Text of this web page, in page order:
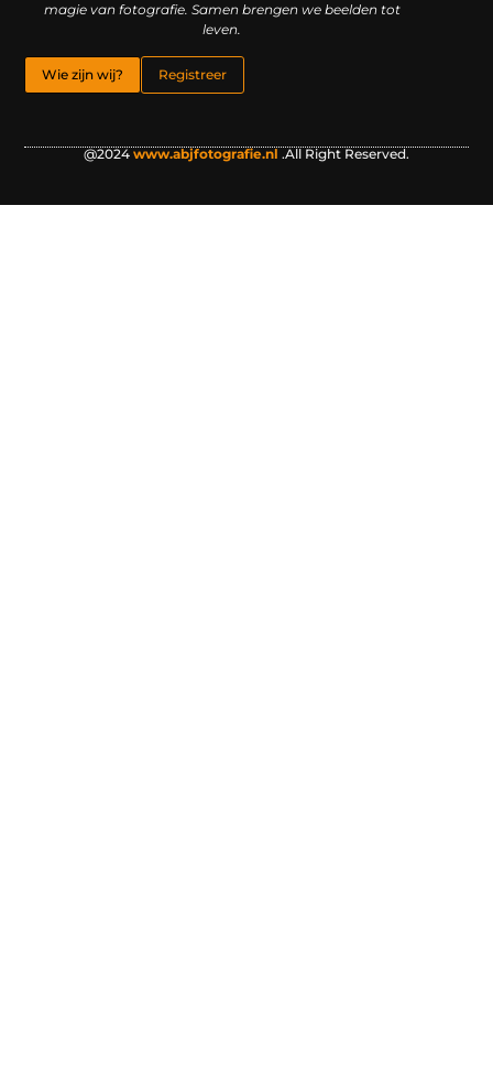
magie van fotografie. Samen brengen we beelden tot
leven.
Wie zijn wij? Registreer
@2024 www.abjfotografie.nl .All Right Reserved.